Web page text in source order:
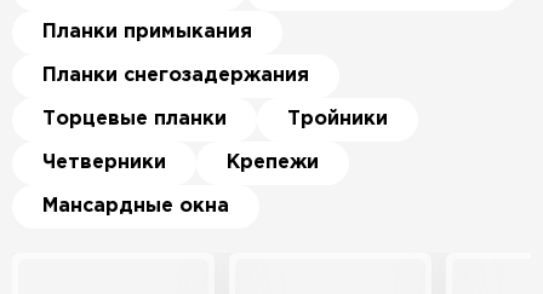
Планки примыкания
Планки снегозадержания
Торцевые планки Тройники
Четверники Крепежи
Мансардные окна